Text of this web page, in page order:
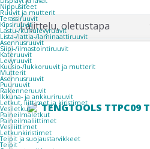
Nippusiteet
Ruuvit ja mutterit
Terassiruuvit
Kipsiruuvit
Lastu-/kuitulevyruuvit
Lista-/lattia-/laminaattiruuvit
Asennusruuvit
Siipi-/ilmastointiruuvit
Kateruuvit
Levyruuvit
Kuusio-/lukkoruuvit ja mutterit
Mutterit
Asennusruuvit
Puuruuvit
Rakenneruuvit
Ikkuna- ja ankkuriruuvit
Letkut, liittimet ja kiristimet
Vesiletkut
Paineilmaletkut
Paineilmaliittimet
Vesiliittimet
Letkunkiristimet
Teipit ja suojaustarvikkeet
Teipit